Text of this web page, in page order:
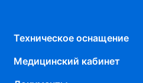
Техническое оснащение
Медицинский кабинет